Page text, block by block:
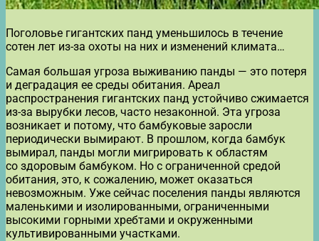
Поголовье гигантских панд уменьшилось в течение
сотен лет из-за охоты на них и изменений климата…
Самая большая угроза выживанию панды — это потеря
и деградация ее среды обитания. Ареал
распространения гигантских панд устойчиво сжимается
из-за вырубки лесов, часто незаконной. Эта угроза
возникает и потому, что бамбуковые заросли
периодически вымирают. В прошлом, когда бамбук
вымирал, панды могли мигрировать к областям
со здоровым бамбуком. Но с ограниченной средой
обитания, это, к сожалению, может оказаться
невозможным. Уже сейчас поселения панды являются
маленькими и изолированными, ограниченными
высокими горными хребтами и окруженными
культивированными участками.